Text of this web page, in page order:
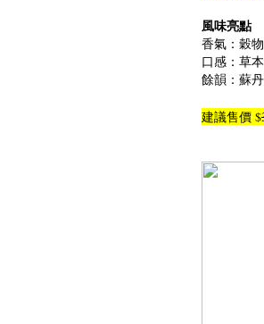
風味亮點
香氣：穀
口感：草
餘韻：蘇
建議售價 $